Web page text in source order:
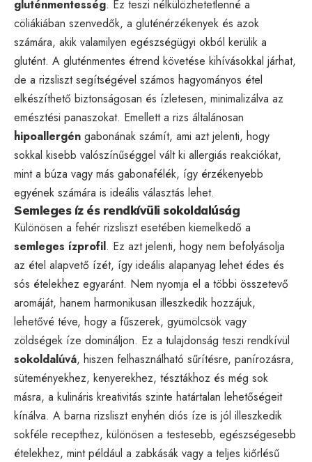
gluténmentesség. Ez teszi nélkülözhetetlenné a
cöliákiában szenvedők, a gluténérzékenyek és azok
számára, akik valamilyen egészségügyi okból kerülik a
glutént. A gluténmentes étrend követése kihívásokkal járhat,
de a rizsliszt segítségével számos hagyományos étel
elkészíthető biztonságosan és ízletesen, minimalizálva az
emésztési panaszokat. Emellett a rizs általánosan
hipoallergén gabonának számít, ami azt jelenti, hogy
sokkal kisebb valószínűséggel vált ki allergiás reakciókat,
mint a búza vagy más gabonafélék, így érzékenyebb
egyének számára is ideális választás lehet.
Semleges íz és rendkívüli sokoldalúság
Különösen a fehér rizsliszt esetében kiemelkedő a
semleges ízprofil. Ez azt jelenti, hogy nem befolyásolja
az étel alapvető ízét, így ideális alapanyag lehet édes és
sós ételekhez egyaránt. Nem nyomja el a többi összetevő
aromáját, hanem harmonikusan illeszkedik hozzájuk,
lehetővé téve, hogy a fűszerek, gyümölcsök vagy
zöldségek íze domináljon. Ez a tulajdonság teszi rendkívül
sokoldalúvá, hiszen felhasználható sűrítésre, panírozásra,
süteményekhez, kenyerekhez, tésztákhoz és még sok
másra, a kulináris kreativitás szinte határtalan lehetőségeit
kínálva. A barna rizsliszt enyhén diós íze is jól illeszkedik
sokféle recepthez, különösen a testesebb, egészségesebb
ételekhez, mint például a zabkásák vagy a teljes kiőrlésű